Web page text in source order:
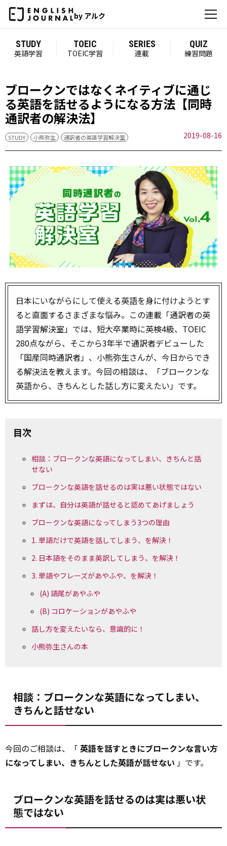
by アルク
STUDY
英語学習
TOEIC
TOEIC学習
SERIES
連載
QUIZ
練習問題
ブロークンではなくネイティブに通じ
る英語を話せるようになる方法【同時
通訳者の解決法】
STUDY 小熊弥生 通訳者の英語学習解決室 2019-08-16
日本にいながらにして使える英語を身に付けようとす
ると直面するさまざまな悩み。この連載「通訳者の英
語学習解決室」では、短大卒業時に英検4級、TOEIC
280点ながら、そこから3年半で通訳者デビューした
「国産同時通訳者」、小熊弥生さんが、今日からでき
る解決法を教えます。今回の相談は、「ブロークンな
英語から、きちんとした話し方に変えたい」です。
目次
相談：ブロークンな英語になってしまい、きちんと話
せない
ブロークンな英語を話せるのは実は悪い状態ではない
まずは、自分は英語が話せると認めてあげましょう
ブロークンな英語になってしまう3つの理由
1. 単語だけで英語を話してしまう、を解決！
2. 日本語をそのまま英訳してしまう、を解決！
3. 単語やフレーズがあやふや、を解決！
(A) 語尾があやふや
(B) コロケーションがあやふや
話し方を変えたいなら、意識的に！
小熊弥生さんの本
相談：ブロークンな英語になってしまい、
きちんと話せない
今回のご相談は、「 英語を話すときにブロークンな言い方
になってしまい、きちんとした英語が話せない 」です。
ブロークンな英語を話せるのは実は悪い状
態ではない